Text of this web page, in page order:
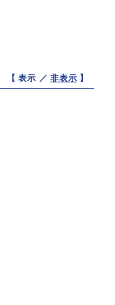
【 表示 ／非表示 】